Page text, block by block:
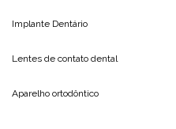
Implante Dentário
Lentes de contato dental
Aparelho ortodôntico